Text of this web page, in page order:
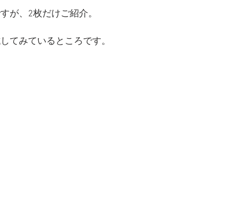
が、2枚だけご紹介。
てみているところです。